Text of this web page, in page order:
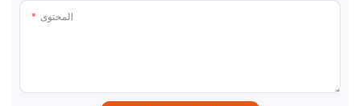
المحتوى